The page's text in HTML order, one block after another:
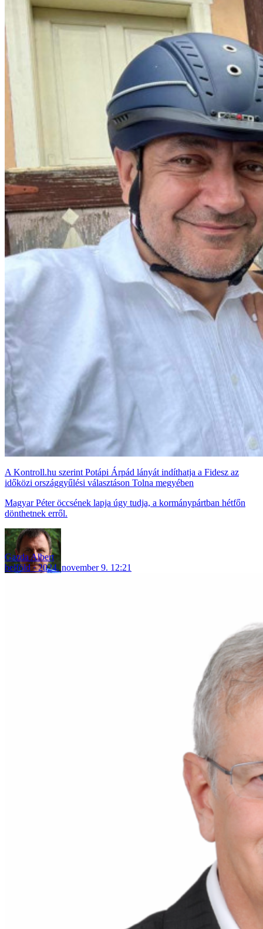
A Kontroll.hu szerint Potápi Árpád lányát indíthatja a Fidesz az
időközi országgyűlési választáson Tolna megyében
Magyar Péter öccsének lapja úgy tudja, a kormánypártban hétfőn
dönthetnek erről.
Gazda Albert
belföld
2024. november 9. 12:21